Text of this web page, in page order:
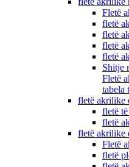
Fletë
fletë
fletë
fletë
fletë
Shitje
Fletë
tabela
fletë akrilike
fletë
fletë
fletë akrilike
Fletë
fletë